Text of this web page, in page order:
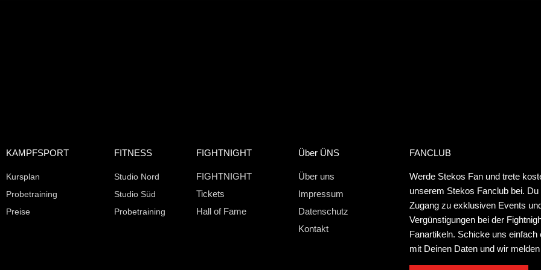
KAMPFSPORT
Kursplan
Probetraining
Preise
FITNESS
Studio Nord
Studio Süd
Probetraining
FIGHTNIGHT
FIGHTNIGHT
Tickets
Hall of Fame
Über ÜNS
Über uns
Impressum
Datenschutz
Kontakt
FANCLUB
Werde Stekos Fan und trete
unserem Stekos Fanclub bei. Du
Zugang zu exklusiven Events
Vergünstigungen bei der
Fanartikeln. Schicke uns einfach
mit Deinen Daten und wir